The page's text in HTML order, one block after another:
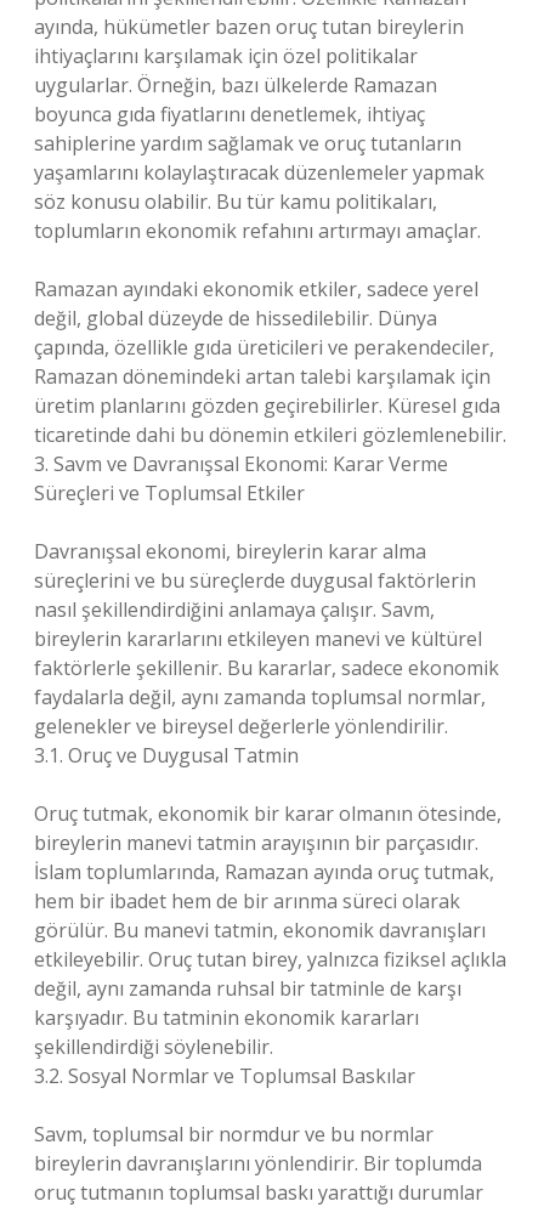
ayında, hükümetler bazen oruç tutan bireylerin
ihtiyaçlarını karşılamak için özel politikalar
uygularlar. Örneğin, bazı ülkelerde Ramazan
boyunca gıda fiyatlarını denetlemek, ihtiyaç
sahiplerine yardım sağlamak ve oruç tutanların
yaşamlarını kolaylaştıracak düzenlemeler yapmak
söz konusu olabilir. Bu tür kamu politikaları,
toplumların ekonomik refahını artırmayı amaçlar.
Ramazan ayındaki ekonomik etkiler, sadece yerel
değil, global düzeyde de hissedilebilir. Dünya
çapında, özellikle gıda üreticileri ve perakendeciler,
Ramazan dönemindeki artan talebi karşılamak için
üretim planlarını gözden geçirebilirler. Küresel gıda
ticaretinde dahi bu dönemin etkileri gözlemlenebilir.
3. Savm ve Davranışsal Ekonomi: Karar Verme
Süreçleri ve Toplumsal Etkiler
Davranışsal ekonomi, bireylerin karar alma
süreçlerini ve bu süreçlerde duygusal faktörlerin
nasıl şekillendirdiğini anlamaya çalışır. Savm,
bireylerin kararlarını etkileyen manevi ve kültürel
faktörlerle şekillenir. Bu kararlar, sadece ekonomik
faydalarla değil, aynı zamanda toplumsal normlar,
gelenekler ve bireysel değerlerle yönlendirilir.
3.1. Oruç ve Duygusal Tatmin
Oruç tutmak, ekonomik bir karar olmanın ötesinde,
bireylerin manevi tatmin arayışının bir parçasıdır.
İslam toplumlarında, Ramazan ayında oruç tutmak,
hem bir ibadet hem de bir arınma süreci olarak
görülür. Bu manevi tatmin, ekonomik davranışları
etkileyebilir. Oruç tutan birey, yalnızca fiziksel açlıkla
değil, aynı zamanda ruhsal bir tatminle de karşı
karşıyadır. Bu tatminin ekonomik kararları
şekillendirdiği söylenebilir.
3.2. Sosyal Normlar ve Toplumsal Baskılar
Savm, toplumsal bir normdur ve bu normlar
bireylerin davranışlarını yönlendirir. Bir toplumda
oruç tutmanın toplumsal baskı yarattığı durumlar